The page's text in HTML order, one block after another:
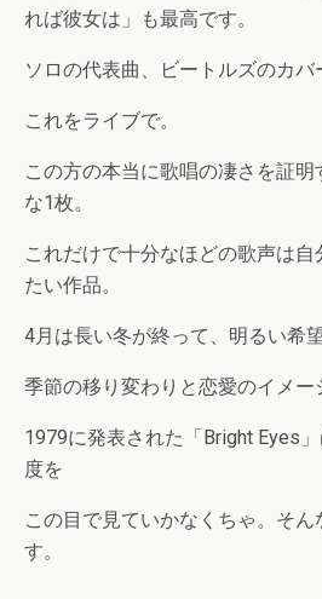
れば彼女は」も最高です。
ソロの代表曲、ビートルズのカバ
これをライブで。
この方の本当に歌唱の凄さを証
な1枚。
これだけで十分なほどの歌声は自
たい作品。
4月は長い冬が終って、明るい希望
季節の移り変わりと恋愛のイメー
1979に発表された「Bright Eyes
度を
この目で見ていかなくちゃ。そん
す。